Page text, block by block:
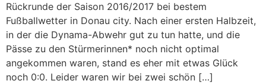
Rückrunde der Saison 2016/2017 bei bestem
Fußballwetter in Donau city. Nach einer ersten Halbzeit,
in der die Dynama-Abwehr gut zu tun hatte, und die
Pässe zu den Stürmerinnen* noch nicht optimal
angekommen waren, stand es eher mit etwas Glück
noch 0:0. Leider waren wir bei zwei schön […]